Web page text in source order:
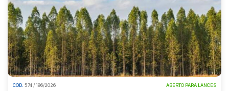
COD. 574 / 196/2026 ABERTO PARA LANCES